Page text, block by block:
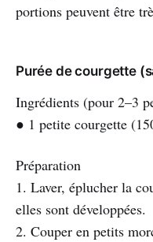
portions peuvent être
Purée de courgette
Ingrédients (pour 2–3
● 1 petite courgette
Préparation
1. Laver, éplucher la
elles sont développées.
2. Couper en petits